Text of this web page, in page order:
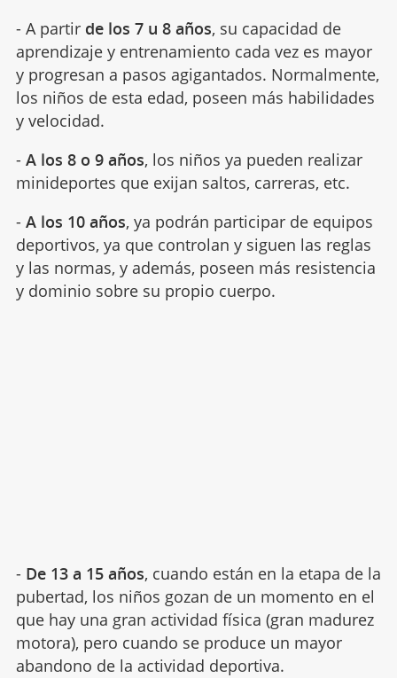
- A partir de los 7 u 8 años, su capacidad de
aprendizaje y entrenamiento cada vez es mayor
y progresan a pasos agigantados. Normalmente,
los niños de esta edad, poseen más habilidades
y velocidad.
- A los 8 o 9 años, los niños ya pueden realizar
minideportes que exijan saltos, carreras, etc.
- A los 10 años, ya podrán participar de equipos
deportivos, ya que controlan y siguen las reglas
y las normas, y además, poseen más resistencia
y dominio sobre su propio cuerpo.
- De 13 a 15 años, cuando están en la etapa de la
pubertad, los niños gozan de un momento en el
que hay una gran actividad física (gran madurez
motora), pero cuando se produce un mayor
abandono de la actividad deportiva.